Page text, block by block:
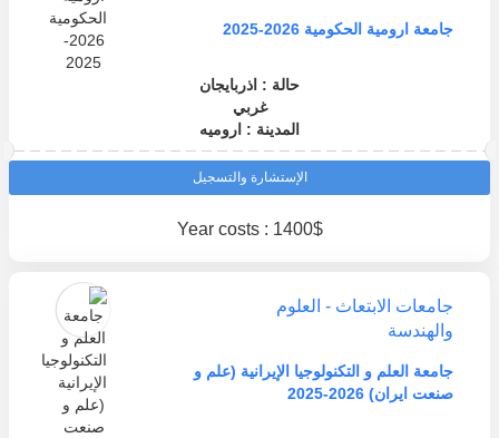
جامعة ارومية الحكومية 2026-2025
حالة : اذربايجان
غربي
المدينة : اروميه
الإستشارة والتسجيل
Year costs : 1400$
جامعات الابتعاث - العلوم
والهندسة
جامعة العلم و التكنولوجيا الإيرانية (علم و
صنعت ايران) 2026-2025